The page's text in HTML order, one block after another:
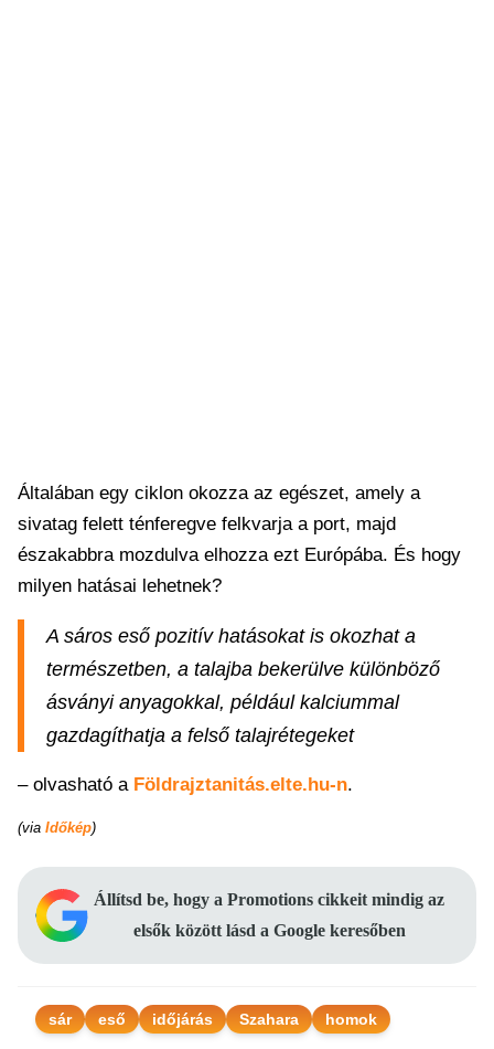
Általában egy ciklon okozza az egészet, amely a
sivatag felett ténferegve felkvarja a port, majd
északabbra mozdulva elhozza ezt Európába. És hogy
milyen hatásai lehetnek?
A sáros eső pozitív hatásokat is okozhat a
természetben, a talajba bekerülve különböző
ásványi anyagokkal, például kalciummal
gazdagíthatja a felső talajrétegeket
– olvasható a Földrajztanitás.elte.hu-n.
(via Időkép)
Állítsd be, hogy a Promotions cikkeit mindig az
elsők között lásd a Google keresőben
sár eső időjárás Szahara homok